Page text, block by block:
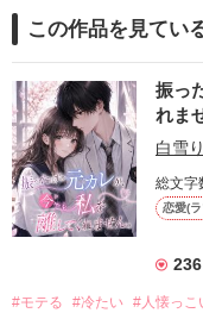
この作品を見てい
振っ
れま
白雪
総文字
恋愛(
236
#モテる #冷たい #人懐っこ